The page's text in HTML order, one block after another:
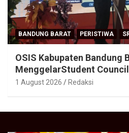
BANDUNG BARAT PERISTIWA
OSIS Kabupaten Bandung
MenggelarStudent
1 August 2026 Redaksi